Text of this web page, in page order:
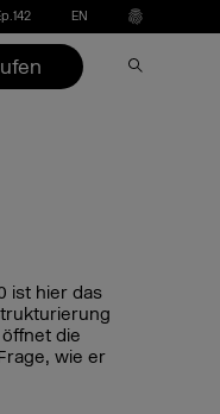
EN
für
ist hier das
die
wie er